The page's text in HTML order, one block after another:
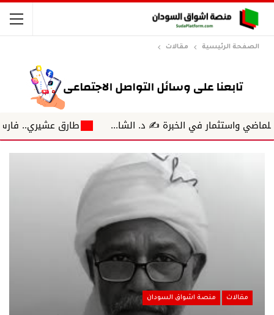
الصفحة الرئيسية مقالات
في الخبرة ✍️ د. الشا... طارق عشيري.. فارس
مقالات منصة اشواق السودان